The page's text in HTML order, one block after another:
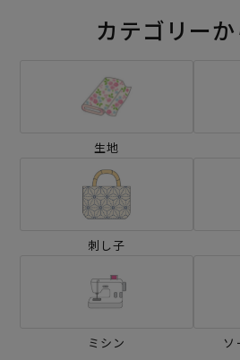
カテゴリー
生地
刺し子
ミシン ソ